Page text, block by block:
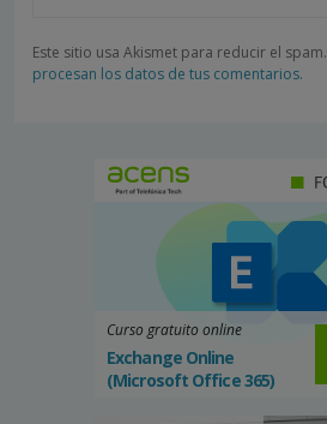
Este sitio usa Akismet para reducir el spam.
procesan los datos de tus comentarios.
Curso gratuito online
Exchange Online
(Microsoft Office 365)